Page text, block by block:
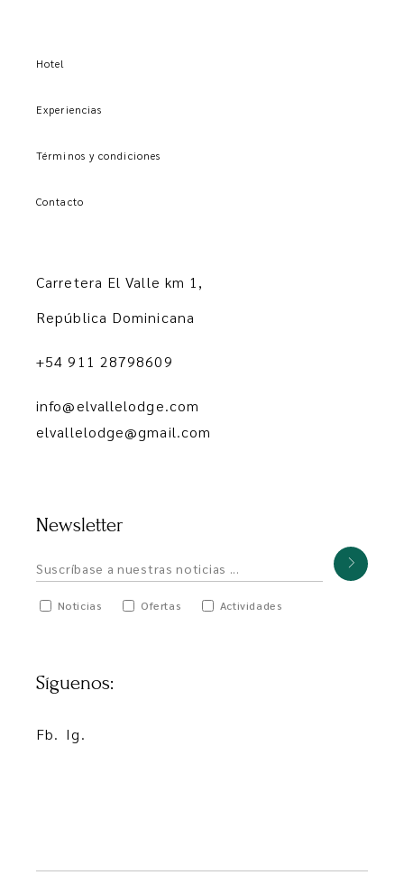
Hotel
Experiencias
Términos y condiciones
Contacto
Carretera El Valle km 1,
República Dominicana
+54 911 28798609
info@elvallelodge.com
elvallelodge@gmail.com
Newsletter
Noticias Ofertas Actividades
Síguenos:
Fb. Ig.